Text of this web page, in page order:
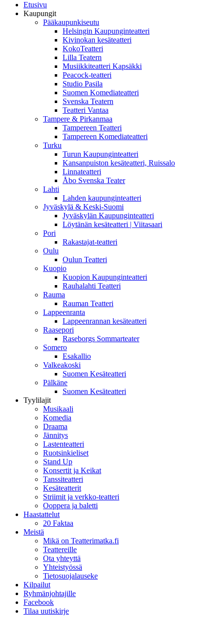
Etusivu
Kaupungit
Pääkaupunkiseutu
Helsingin Kaupunginteatteri
Kivinokan kesäteatteri
KokoTeatteri
Lilla Teatern
Musiikkiteatteri Kapsäkki
Peacock-teatteri
Studio Pasila
Suomen Komediateatteri
Svenska Teatern
Teatteri Vantaa
Tampere & Pirkanmaa
Tampereen Teatteri
Tampereen Komediateatteri
Turku
Turun Kaupunginteatteri
Kansanpuiston kesäteatteri, Ruissalo
Linnateatteri
Åbo Svenska Teater
Lahti
Lahden kaupunginteatteri
Jyväskylä & Keski-Suomi
Jyväskylän Kaupunginteatteri
Löytänän kesäteatteri | Viitasaari
Pori
Rakastajat-teatteri
Oulu
Oulun Teatteri
Kuopio
Kuopion Kaupunginteatteri
Rauhalahti Teatteri
Rauma
Rauman Teatteri
Lappeenranta
Lappeenrannan kesäteatteri
Raasepori
Raseborgs Sommarteater
Somero
Esakallio
Valkeakoski
Suomen Kesäteatteri
Pälkäne
Suomen Kesäteatteri
Tyylilajit
Musikaali
Komedia
Draama
Jännitys
Lastenteatteri
Ruotsinkieliset
Stand Up
Konsertit ja Keikat
Tanssiteatteri
Kesäteatterit
Striimit ja verkko-teatteri
Ooppera ja baletti
Haastattelut
20 Faktaa
Meistä
Mikä on Teatterimatka.fi
Teattereille
Ota yhteyttä
Yhteistyössä
Tietosuojalauseke
Kilpailut
Ryhmänjohtajille
Facebook
Tilaa uutiskirje